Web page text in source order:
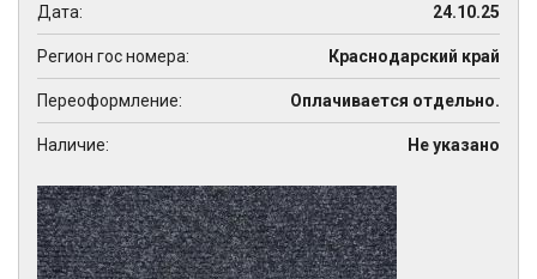
Дата: 24.10.25
Регион гос номера: Краснодарский край
Переоформление: Оплачивается отдельно.
Наличие: Не указано